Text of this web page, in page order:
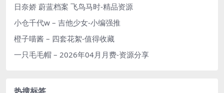
日奈娇 蔚蓝档案 飞鸟马时-精品资源
小仓千代w – 吉他少女-小编强推
橙子喵酱 – 四套花絮-值得收藏
一只毛毛帽 – 2026年04月月费-资源分享